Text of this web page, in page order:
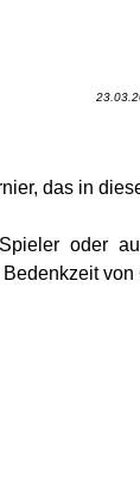
das in
oder
von